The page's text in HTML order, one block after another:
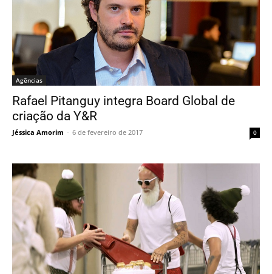
Agências
Rafael Pitanguy integra Board Global de
criação da Y&R
Jéssica Amorim - 6 de fevereiro de 2017 0